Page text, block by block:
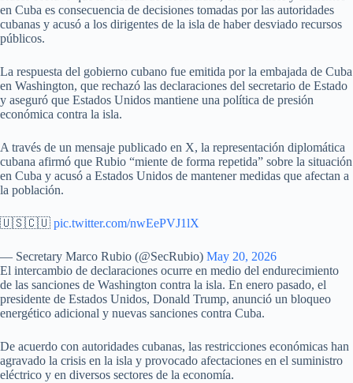
en Cuba es consecuencia de decisiones tomadas por las autoridades
cubanas y acusó a los dirigentes de la isla de haber desviado recursos
públicos.
La respuesta del gobierno cubano fue emitida por la embajada de Cuba
en Washington, que rechazó las declaraciones del secretario de Estado
y aseguró que Estados Unidos mantiene una política de presión
económica contra la isla.
A través de un mensaje publicado en X, la representación diplomática
cubana afirmó que Rubio “miente de forma repetida” sobre la situación
en Cuba y acusó a Estados Unidos de mantener medidas que afectan a
la población.
🇺🇸🇨🇺 pic.twitter.com/nwEePVJ1lX
— Secretary Marco Rubio (@SecRubio) May 20, 2026
El intercambio de declaraciones ocurre en medio del endurecimiento
de las sanciones de Washington contra la isla. En enero pasado, el
presidente de Estados Unidos, Donald Trump, anunció un bloqueo
energético adicional y nuevas sanciones contra Cuba.
De acuerdo con autoridades cubanas, las restricciones económicas han
agravado la crisis en la isla y provocado afectaciones en el suministro
eléctrico y en diversos sectores de la economía.